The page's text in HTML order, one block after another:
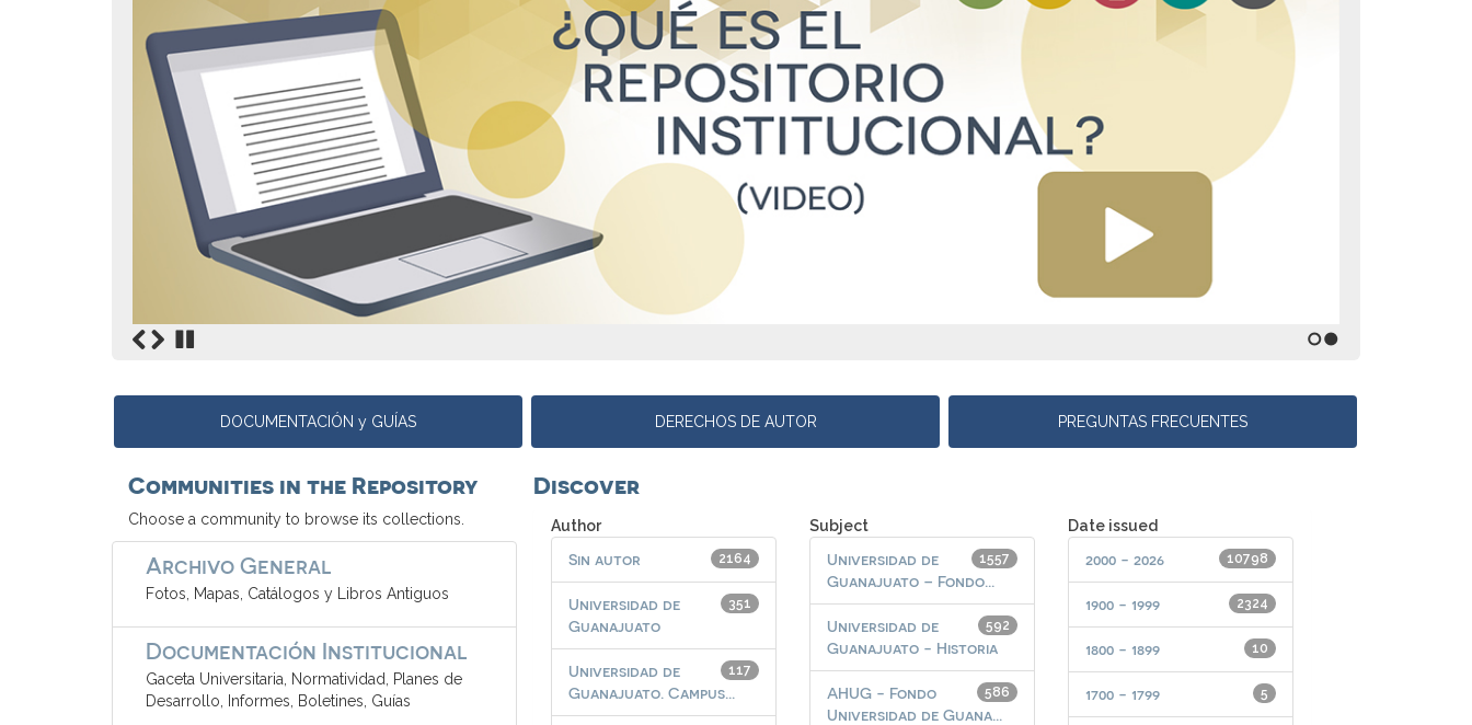
DOCUMENTACIÓN y GUÍAS DERECHOS DE AUTOR PREGUNTAS FRECUENTES
Communities in the Repository
Choose a community to browse its collections.
Archivo General
Fotos, Mapas, Catálogos y Libros Antiguos
Documentación Institucional
Gaceta Universitaria, Normatividad, Planes de
Desarrollo, Informes, Boletines, Guías
Discover
Author
2164
Sin autor
351
Universidad de
Guanajuato
117
Universidad de
Guanajuato. Campus...
Subject
1557
Universidad de
Guanajuato – Fondo...
592
Universidad de
Guanajuato - Historia
586
AHUG - Fondo
Universidad de Guana...
Date issued
10798
2000 - 2026
2324
1900 - 1999
10
1800 - 1899
5
1700 - 1799